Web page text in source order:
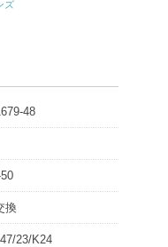
ズ
48
換
23/K24